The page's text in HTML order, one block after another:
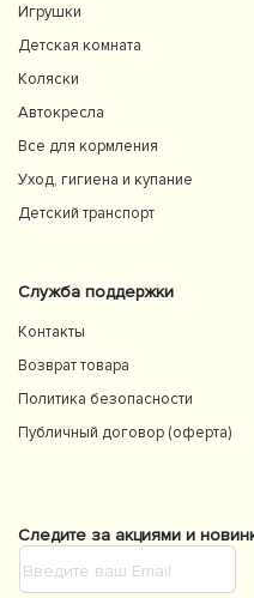
Игрушки
Детская комната
Коляски
Автокресла
Все для кормления
Уход, гигиена и купание
Детский транспорт
Служба поддержки
Контакты
Возврат товара
Политика безопасности
Публичный договор (оферта)
Следите за акциями и